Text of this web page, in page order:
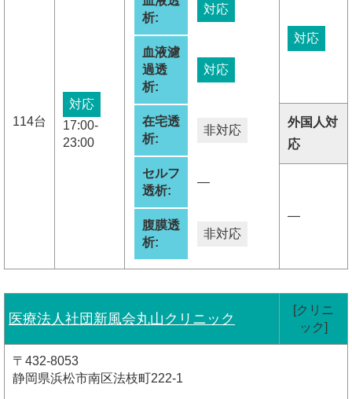
114台
対応
17:00-
23:00
析:
対応
血液濾
過透
析:
対応
在宅透
析:
非対応
セルフ
透析:
―
腹膜透
析:
非対応
対応
外国人対
応
―
医療法人社団新風会丸山クリニック
[クリニ
ック]
〒432-8053
静岡県浜松市南区法枝町222-1